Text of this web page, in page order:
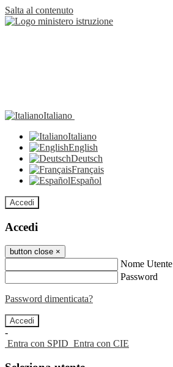
Salta al contenuto
Italiano
Italiano
English
Deutsch
Français
Español
Accedi
Accedi
button close ×
Nome Utente
Password
Password dimenticata?
-
Entra con SPID Entra con CIE